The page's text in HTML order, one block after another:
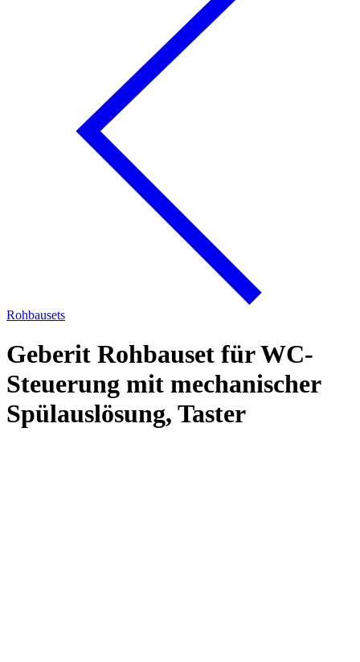
Rohbausets
Geberit Rohbauset für WC-
Steuerung mit mechanischer
Spülauslösung, Taster